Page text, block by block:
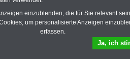
herunterladen, lesen und ausdrucken:
Beihilfe sowie
Rund ums Geld im öffentlichen Dienst
Informationen
einzublenden, die für Sie relevant
um personalisierte Anzeigen
erfassen.
Ja, ich